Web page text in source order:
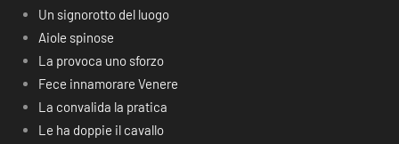
Un signorotto del luogo
Aiole spinose
La provoca uno sforzo
Fece innamorare Venere
La convalida la pratica
Le ha doppie il cavallo